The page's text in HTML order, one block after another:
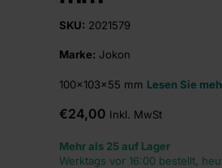
SKU: 2021579
Marke: Jokon
100x103x55 mm Lesen Sie
€24,00 Inkl. MwSt
Mehr als 25 auf Lager
Werktags vor 16:00 bestellt,